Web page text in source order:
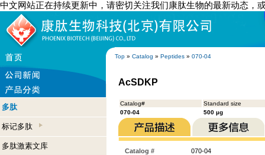
中文网站正在持续更新中，请密切关注我们康肽生物的最新动态，
Top » Catalog » Peptides » 070-04
多肽
标记多肽
多肽激素文库
AcSDKP
Catalog#
Standard size
070-04
500 µg
Catalog #
070-04